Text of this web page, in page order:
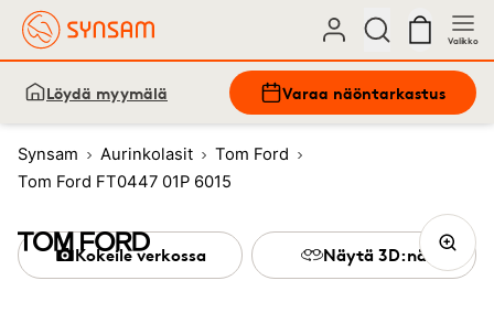
Valikko
Löydä myymälä Varaa näöntarkastus
Synsam Aurinkolasit
Tom Ford
Tom Ford FT0447 01P 6015
Kokeile verkossa Näytä 3D:nä